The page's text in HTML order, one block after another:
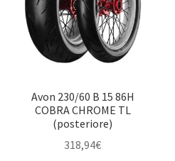
Avon 230/60 B 15 86H
COBRA CHROME TL
(posteriore)
318,94€